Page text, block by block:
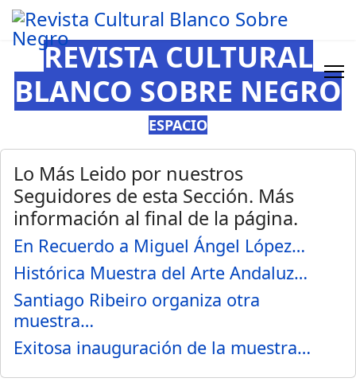
REVISTA CULTURAL
BLANCO SOBRE NEGRO
ESPACIO
Lo Más Leido por nuestros
Seguidores de esta Sección. Más
información al final de la página.
En Recuerdo a Miguel Ángel López…
Histórica Muestra del Arte Andaluz…
Santiago Ribeiro organiza otra
muestra…
Exitosa inauguración de la muestra…